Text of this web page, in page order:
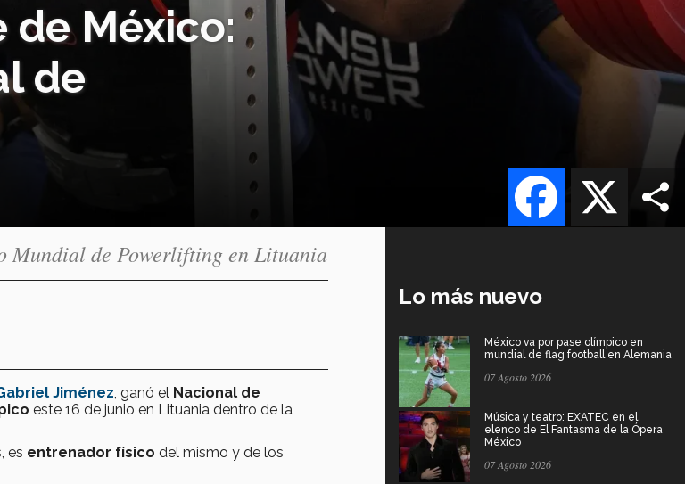
de México:
de
X
Facebook
Mundial de Powerlifting en Lituania
Jiménez , ganó el Nacional de
este 16 de junio en Lituania dentro de la
es entrenador físico del mismo y de los
Lo más nuevo
México va por pase olímpico en
mundial de flag football en Alemania
07 Agosto 2026
Música y teatro: EXATEC en el
elenco de El Fantasma de la Ópera
México
07 Agosto 2026